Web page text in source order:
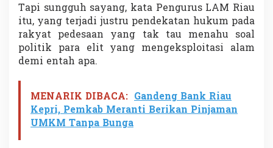
Tapi sungguh sayang, kata Pengurus LAM Riau
itu, yang terjadi justru pendekatan hukum pada
rakyat pedesaan yang tak tau menahu soal
politik para elit yang mengeksploitasi alam
demi entah apa.
MENARIK DIBACA: Gandeng Bank Riau
Kepri, Pemkab Meranti Berikan Pinjaman
UMKM Tanpa Bunga